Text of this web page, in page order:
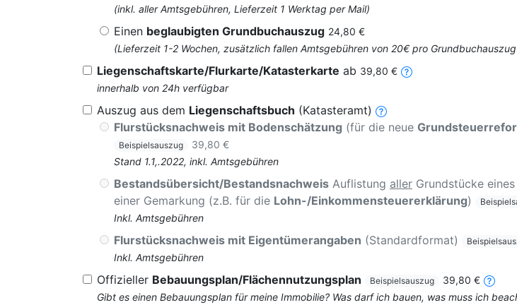
(inkl. aller Amtsgebühren, Lieferzeit 1 Werktag per Mail)
Einen beglaubigten Grundbuchauszug 24,80 €
(Lieferzeit 1-2 Wochen, zusätzlich fallen Amtsgebühren von 20€ pro
Liegenschaftskarte/Flurkarte/Katasterkarte ab 39,80 €
innerhalb von 24h verfügbar
Auszug aus dem Liegenschaftsbuch (Katasteramt)
Flurstücksnachweis mit Bodenschätzung (für die neue
Beispielsauszug
39,80 €
Stand 1.1,.2022, inkl. Amtsgebühren
Bestandsübersicht/Bestandsnachweis Auflistung aller Grundstücke
einer Gemarkung (z.B. für die Lohn-/Einkommensteuererklärung)
Inkl. Amtsgebühren
Flurstücksnachweis mit Eigentümerangaben (Standardformat)
Inkl. Amtsgebühren
Offizieller Bebauungsplan/Flächennutzungsplan Beispielsauszug
39,80 €
Gibt es einen Bebauungsplan für meine Immobilie? Was darf ich bauen, was muss ich